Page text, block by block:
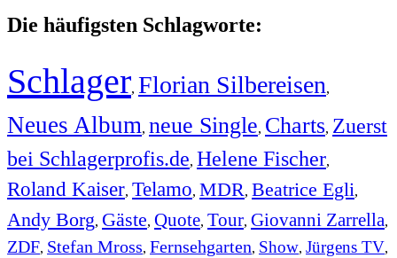
Die häufigsten Schlagworte:
Schlager, Florian Silbereisen,
Neues Album, neue Single, Charts, Zuerst
bei Schlagerprofis.de, Helene Fischer,
Roland Kaiser, Telamo, MDR, Beatrice Egli,
Andy Borg, Gäste, Quote, Tour, Giovanni Zarrella,
ZDF, Stefan Mross, Fernsehgarten, Show, Jürgens TV,